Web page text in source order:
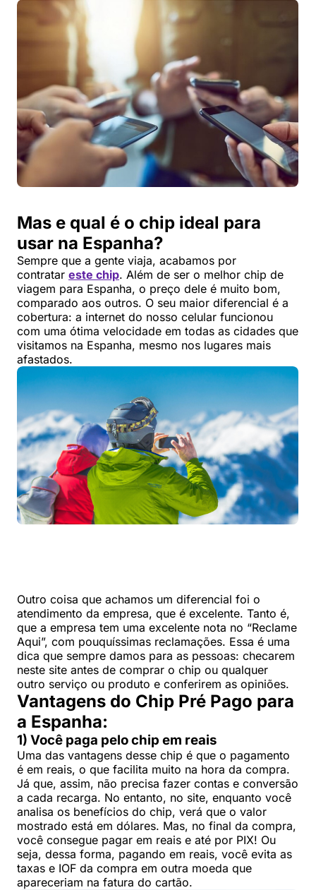
Mas e qual é o chip ideal para
usar na Espanha?
Sempre que a gente viaja, acabamos por
contratar este chip. Além de ser o melhor chip de
viagem para Espanha, o preço dele é muito bom,
comparado aos outros. O seu maior diferencial é a
cobertura: a internet do nosso celular funcionou
com uma ótima velocidade em todas as cidades que
visitamos na Espanha, mesmo nos lugares mais
afastados.
Outro coisa que achamos um diferencial foi o
atendimento da empresa, que é excelente. Tanto é,
que a empresa tem uma excelente nota no “Reclame
Aqui”, com pouquíssimas reclamações. Essa é uma
dica que sempre damos para as pessoas: checarem
neste site antes de comprar o chip ou qualquer
outro serviço ou produto e conferirem as opiniões.
Vantagens do Chip Pré Pago para
a Espanha:
1) Você paga pelo chip em reais
Uma das vantagens desse chip é que o pagamento
é em reais, o que facilita muito na hora da compra.
Já que, assim, não precisa fazer contas e conversão
a cada recarga. No entanto, no site, enquanto você
analisa os benefícios do chip, verá que o valor
mostrado está em dólares. Mas, no final da compra,
você consegue pagar em reais e até por PIX! Ou
seja, dessa forma, pagando em reais, você evita as
taxas e IOF da compra em outra moeda que
apareceriam na fatura do cartão.